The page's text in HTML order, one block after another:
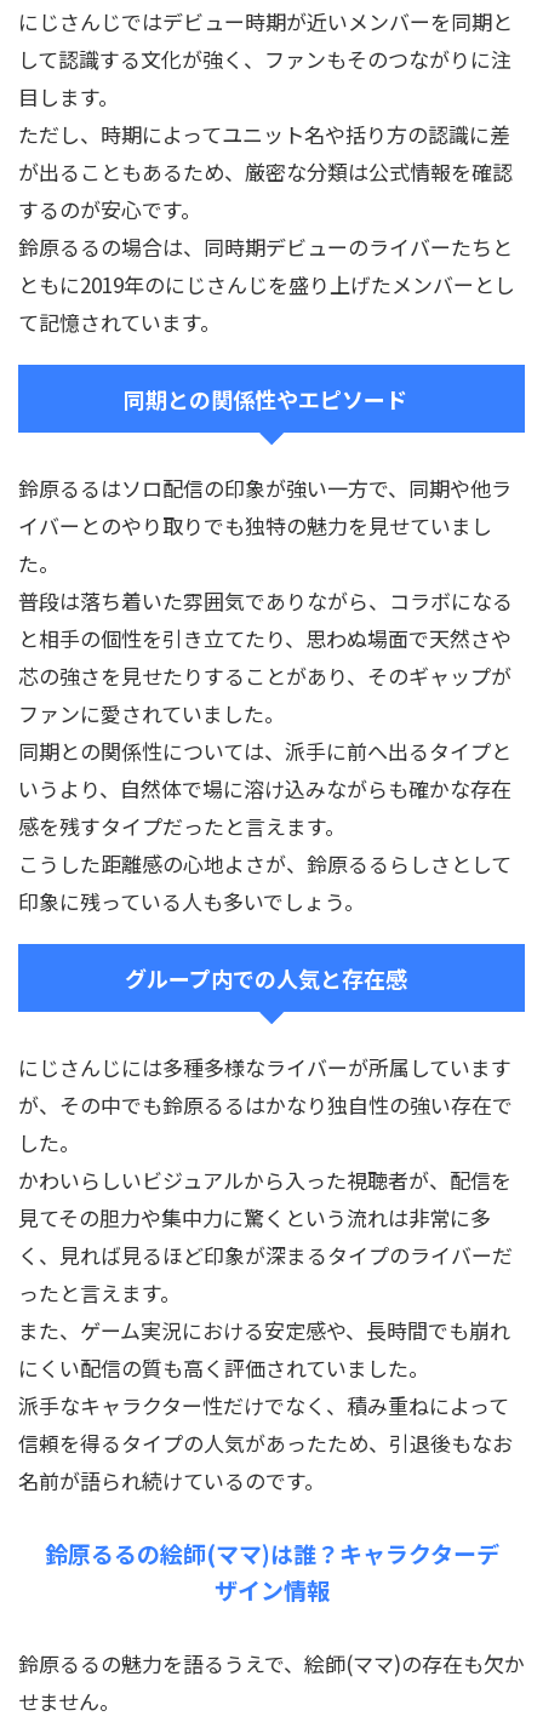
にじさんじではデビュー時期が近いメンバーを同期と
して認識する文化が強く、ファンもそのつながりに注
目します。
ただし、時期によってユニット名や括り方の認識に差
が出ることもあるため、厳密な分類は公式情報を確認
するのが安心です。
鈴原るるの場合は、同時期デビューのライバーたちと
ともに2019年のにじさんじを盛り上げたメンバーとし
て記憶されています。
同期との関係性やエピソード
鈴原るるはソロ配信の印象が強い一方で、同期や他ラ
イバーとのやり取りでも独特の魅力を見せていまし
た。
普段は落ち着いた雰囲気でありながら、コラボになる
と相手の個性を引き立てたり、思わぬ場面で天然さや
芯の強さを見せたりすることがあり、そのギャップが
ファンに愛されていました。
同期との関係性については、派手に前へ出るタイプと
いうより、自然体で場に溶け込みながらも確かな存在
感を残すタイプだったと言えます。
こうした距離感の心地よさが、鈴原るるらしさとして
印象に残っている人も多いでしょう。
グループ内での人気と存在感
にじさんじには多種多様なライバーが所属しています
が、その中でも鈴原るるはかなり独自性の強い存在で
した。
かわいらしいビジュアルから入った視聴者が、配信を
見てその胆力や集中力に驚くという流れは非常に多
く、見れば見るほど印象が深まるタイプのライバーだ
ったと言えます。
また、ゲーム実況における安定感や、長時間でも崩れ
にくい配信の質も高く評価されていました。
派手なキャラクター性だけでなく、積み重ねによって
信頼を得るタイプの人気があったため、引退後もなお
名前が語られ続けているのです。
鈴原るるの絵師(ママ)は誰？キャラクターデ
ザイン情報
鈴原るるの魅力を語るうえで、絵師(ママ)の存在も欠か
せません。